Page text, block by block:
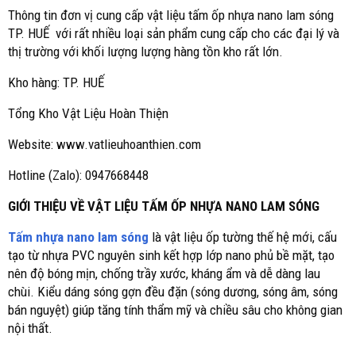
Thông tin đơn vị cung cấp vật liệu tấm ốp nhựa nano lam sóng
TP. HUẾ với rất nhiều loại sản phẩm cung cấp cho các đại lý và
thị trường với khối lượng lượng hàng tồn kho rất lớn.
Kho hàng: TP. HUẾ
Tổng Kho Vật Liệu Hoàn Thiện
Website: www.vatlieuhoanthien.com
Hotline (Zalo): 0947668448
GIỚI THIỆU VỀ VẬT LIỆU TẤM ỐP NHỰA NANO LAM SÓNG
Tấm nhựa nano lam sóng là vật liệu ốp tường thế hệ mới, cấu
tạo từ nhựa PVC nguyên sinh kết hợp lớp nano phủ bề mặt, tạo
nên độ bóng mịn, chống trầy xước, kháng ẩm và dễ dàng lau
chùi. Kiểu dáng sóng gợn đều đặn (sóng dương, sóng âm, sóng
bán nguyệt) giúp tăng tính thẩm mỹ và chiều sâu cho không gian
nội thất.